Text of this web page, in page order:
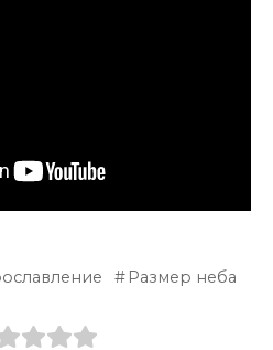
Размер неба